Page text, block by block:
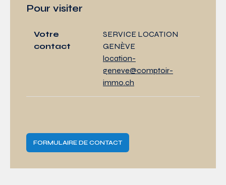
Pour visiter
Votre
contact
SERVICE LOCATION
GENÈVE
location-
geneve@comptoir-
immo.ch
FORMULAIRE DE CONTACT